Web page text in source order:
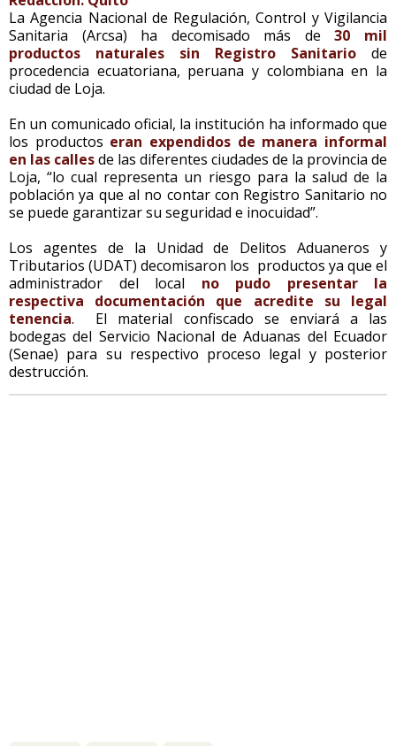
La Agencia Nacional de Regulación, Control y Vigilancia
Sanitaria (Arcsa) ha decomisado más de30 mil
productos naturales sin Registro Sanitario de
procedencia ecuatoriana, peruana y colombiana en la
ciudad de Loja.
En un comunicado oficial, la institución ha informado que
los productos eran expendidos de manera informal
en las callesde las diferentes ciudades de la provincia de
Loja, “lo cual representa un riesgo para la salud de la
población ya que al no contar con Registro Sanitario no
se puede garantizar su seguridad e inocuidad”.
Los agentes de la Unidad de Delitos Aduaneros y
Tributarios (UDAT) decomisaron los productos ya que el
administrador del local no pudo presentar la
respectiva documentación que acredite su legal
tenencia. El material confiscado se enviará a las
bodegas del Servicio Nacional de Aduanas del Ecuador
(Senae) para su respectivo proceso legal y posterior
destrucción.